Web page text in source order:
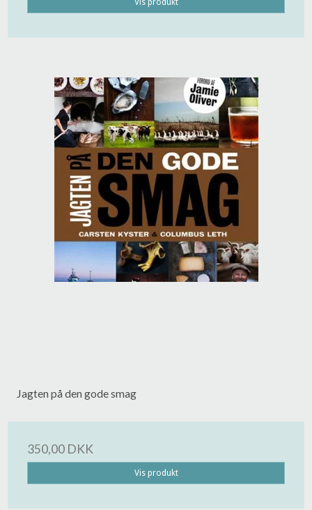
Vis produkt
Jagten på den gode smag
350,00 DKK
Vis produkt